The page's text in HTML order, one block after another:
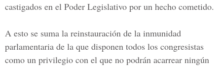
castigados en el Poder Legislativo por un hecho cometido.
A esto se suma la reinstauración de la inmunidad
parlamentaria de la que disponen todos los congresistas
como un privilegio con el que no podrán acarrear ningún